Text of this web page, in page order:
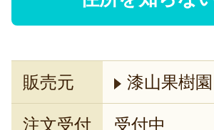
販売元 漆山果樹園
注文受付 受付中